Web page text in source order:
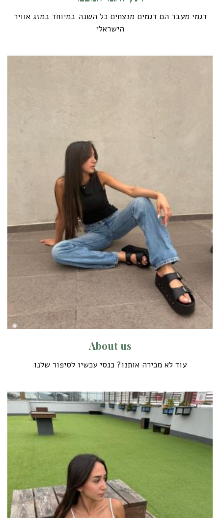
דגמי מעבר הם דגמים מנצחים כל השנה במיוחד במזג אוויר
הישראלי
About us
עוד לא מכירה אותנו? כנסי עכשיו לסיפור שלנו